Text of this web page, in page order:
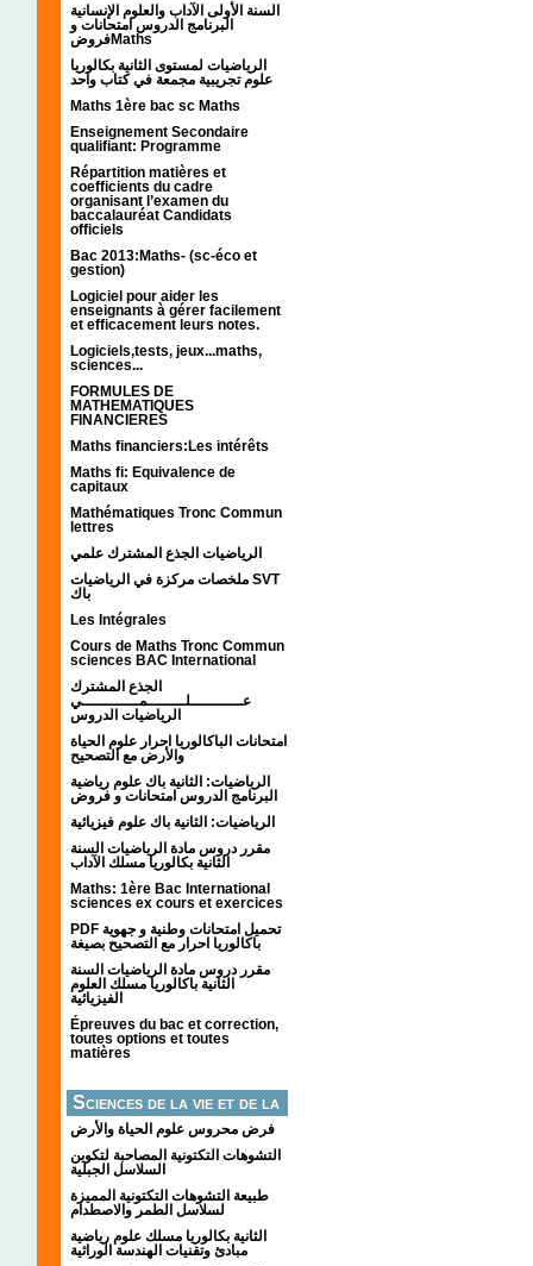
السنة الأولى الآداب والعلوم الإنسانية
البرنامج الدروس امتحانات و
فروضMaths
الرياضيات لمستوى الثانية بكالوريا
علوم تجريبية مجمعة في كتاب واحد
Maths 1ère bac sc Maths
Enseignement Secondaire
qualifiant: Programme
Répartition matières et
coefficients du cadre
organisant l’examen du
baccalauréat Candidats
officiels
Bac 2013:Maths- (sc-éco et
gestion)
Logiciel pour aider les
enseignants à gérer facilement
et efficacement leurs notes.
Logiciels,tests, jeux...maths,
sciences...
FORMULES DE
MATHEMATIQUES
FINANCIERES
Maths financiers:Les intérêts
Maths fi: Equivalence de
capitaux
Mathématiques Tronc Commun
lettres
الرياضيات الجذع المشترك علمي
ملخصات مركزة في الرياضيات SVT
باك
Les Intégrales
Cours de Maths Tronc Commun
sciences BAC International
الجذع المشترك
عـــــــــــلــــــــمــــــــــــي
الرياضيات الدروس
امتحانات الباكالوريا احرار علوم الحياة
والأرض مع التصحيح
الرياضيات: الثانية باك علوم رياضية
البرنامج الدروس امتحانات و فروض
الرياضيات: الثانية باك علوم فيزيائية
مقرر دروس مادة الرياضيات السنة
الثانية بكالوريا مسلك الآداب
Maths: 1ère Bac International
sciences ex cours et exercices
PDF تحميل امتحانات وطنية و جهوية
باكالوريا احرار مع التصحيح بصيغة
مقرر دروس مادة الرياضيات السنة
الثانية باكالوريا مسلك العلوم
الفيزيائية
Épreuves du bac et correction,
toutes options et toutes
matières
Sciences de la vie et de la
terre
فرض محروس علوم الحياة والأرض
التشوهات التكتونیة المصاحبة لتكوین
السلاسل الجبلیة
طبيعة التشوهات التكتونية المميزة
لسلاسل الطمر والاصطدام
الثانية بكالوريا مسلك علوم رياضية
مبادئ وتقنيات الهندسة الوراثية